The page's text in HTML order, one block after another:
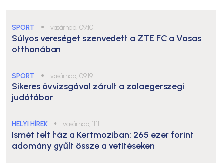
SPORT ● vasárnap, 09:10
Súlyos vereséget szenvedett a ZTE FC a Vasas
otthonában
SPORT ● vasárnap, 09:19
Sikeres övvizsgával zárult a zalaegerszegi
judótábor
HELYI HÍREK ● vasárnap, 11:11
Ismét telt ház a Kertmoziban: 265 ezer forint
adomány gyűlt össze a vetítéseken